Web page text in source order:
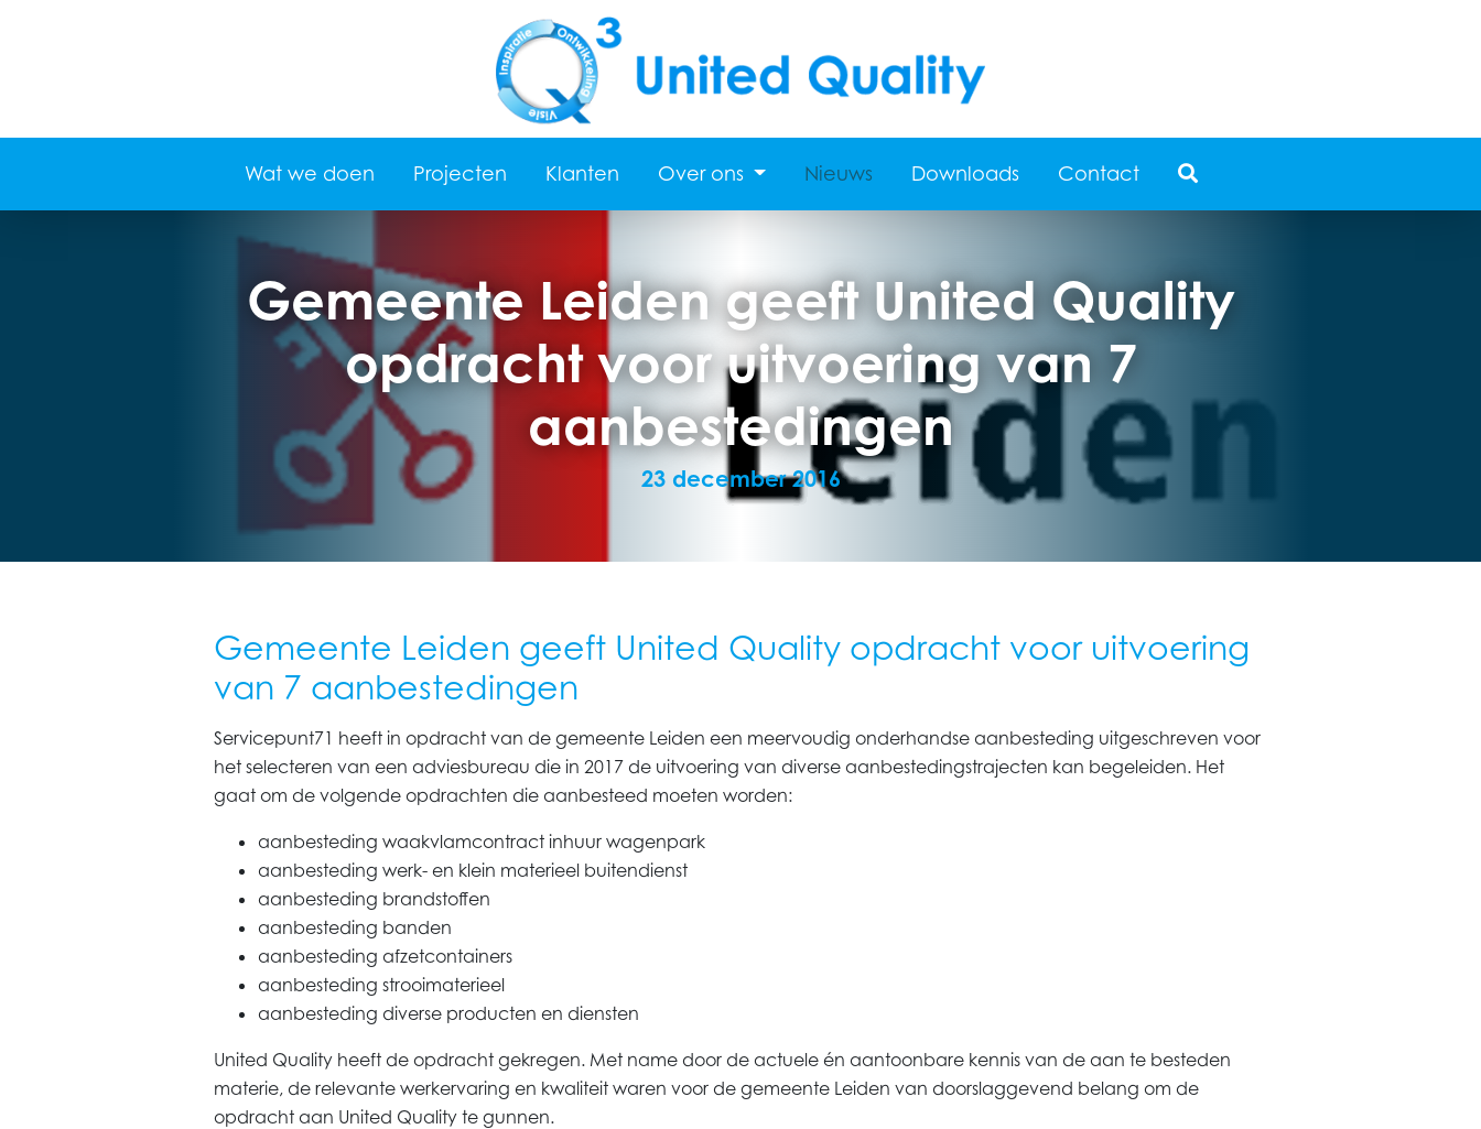
Wat we doen Projecten Klanten Over ons Nieuws Downloads Contact
Gemeente Leiden geeft United Quality
opdracht voor uitvoering van 7
aanbestedingen
23 december 2016
Gemeente Leiden geeft United Quality opdracht voor uitvoering
van 7 aanbestedingen
Servicepunt71 heeft in opdracht van de gemeente Leiden een meervoudig onderhandse aanbesteding uitgeschreven voor
het selecteren van een adviesbureau die in 2017 de uitvoering van diverse aanbestedingstrajecten kan begeleiden. Het
gaat om de volgende opdrachten die aanbesteed moeten worden:
aanbesteding waakvlamcontract inhuur wagenpark
aanbesteding werk- en klein materieel buitendienst
aanbesteding brandstoffen
aanbesteding banden
aanbesteding afzetcontainers
aanbesteding strooimaterieel
aanbesteding diverse producten en diensten
United Quality heeft de opdracht gekregen. Met name door de actuele én aantoonbare kennis van de aan te besteden
materie, de relevante werkervaring en kwaliteit waren voor de gemeente Leiden van doorslaggevend belang om de
opdracht aan United Quality te gunnen.